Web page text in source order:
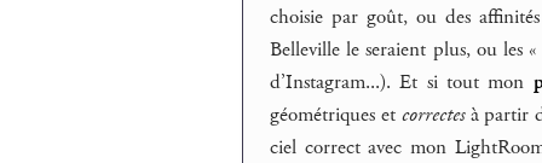
choisie par goût, ou des
Belleville le seraient plus, ou les
d’Instagram...). Et si tout mon
géométriques et correctesà partir
ciel correct avec mon